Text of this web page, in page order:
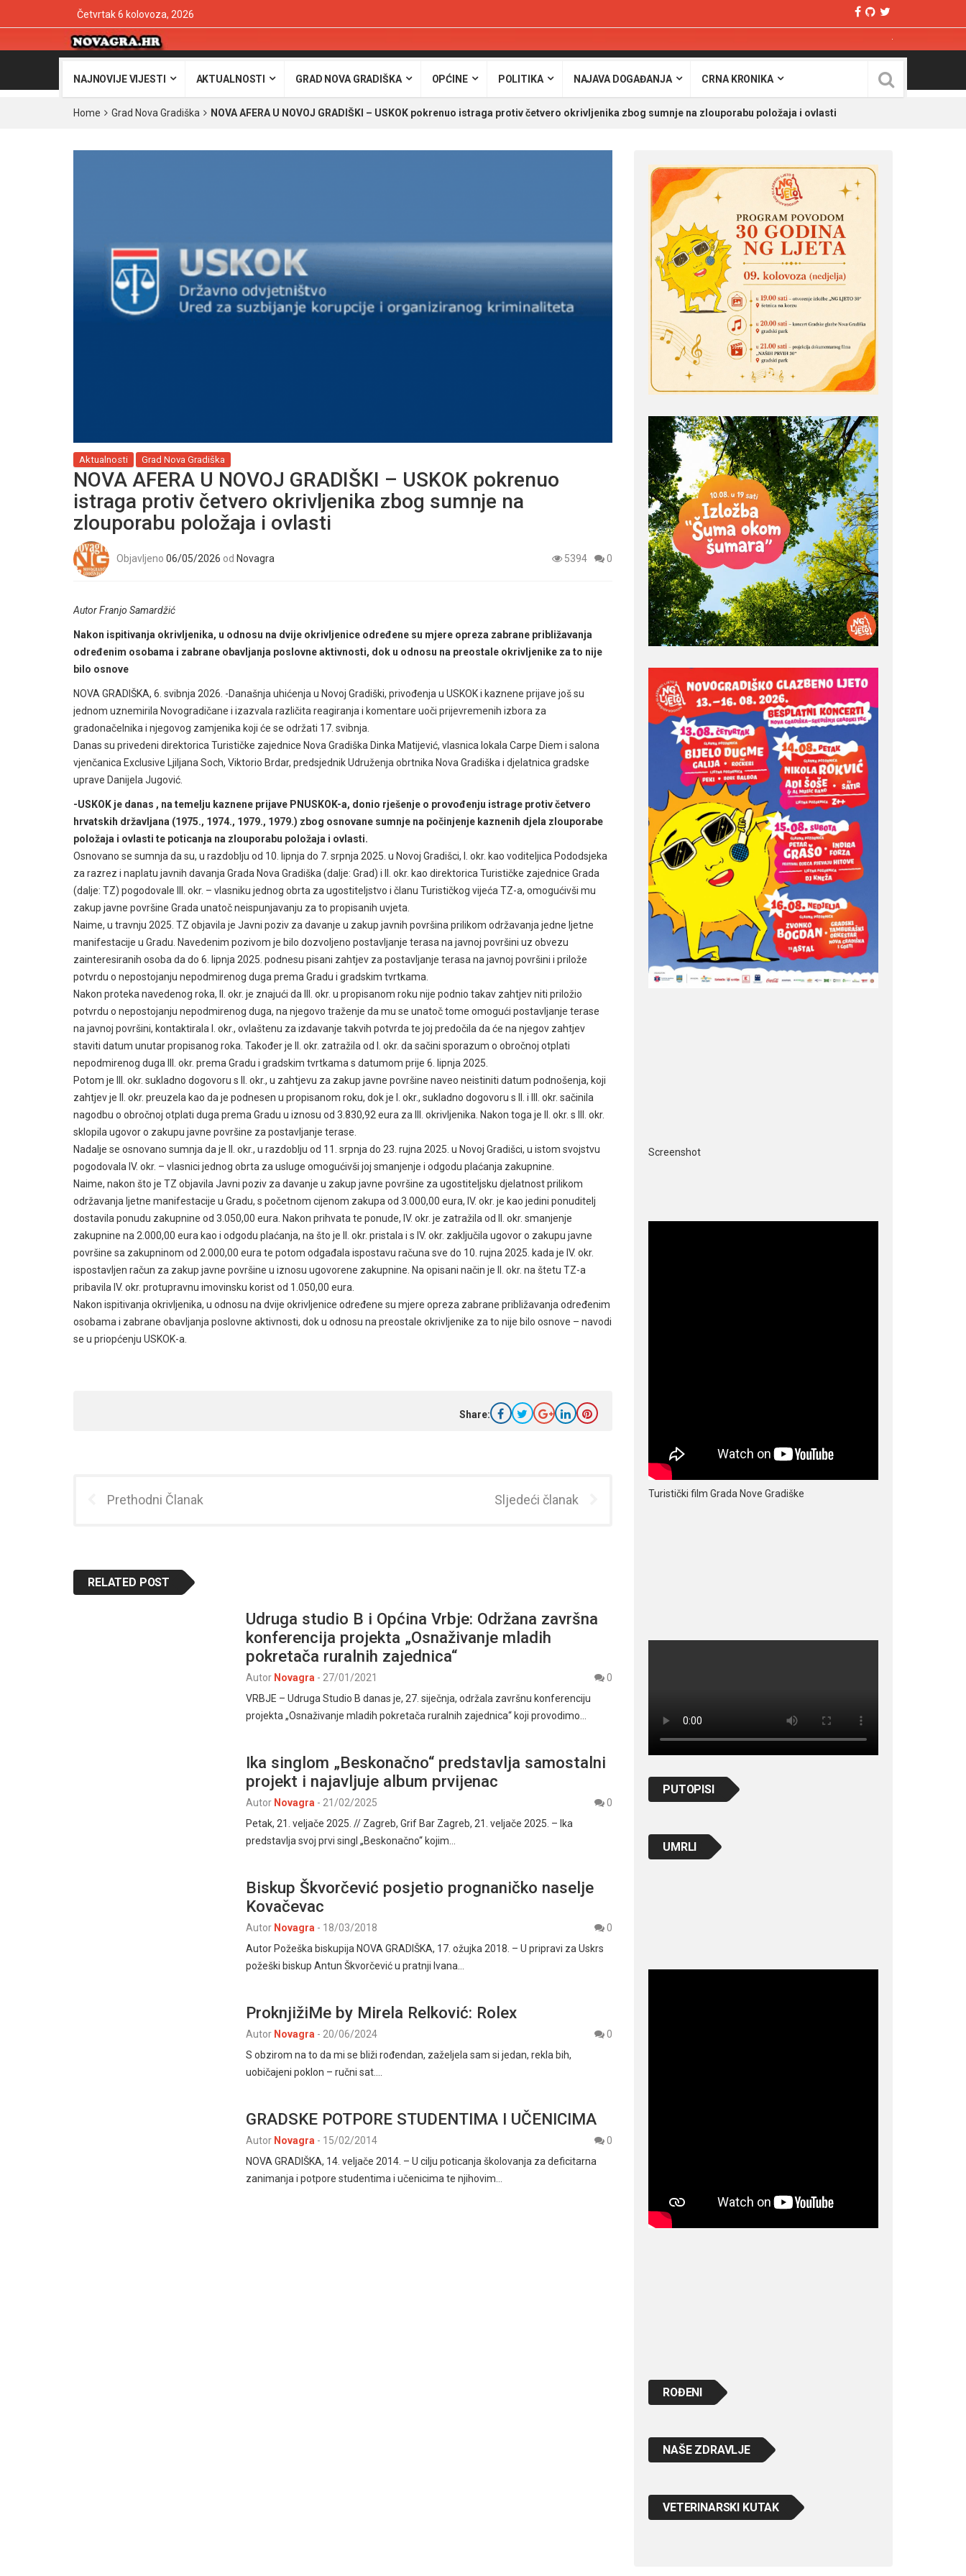
Četvrtak 6 kolovoza, 2026
NAJNOVIJE VIJESTI AKTUALNOSTI GRAD NOVA GRADIŠKA OPĆINE POLITIKA NAJAVA DOGAĐANJA CRNA KRONIKA
Home Grad Nova Gradiška NOVA AFERA U NOVOJ GRADIŠKI – USKOK pokrenuo istraga protiv četvero okrivljenika zbog sumnje na zlouporabu položaja i ovlasti
Aktualnosti Grad Nova Gradiška
NOVA AFERA U NOVOJ GRADIŠKI – USKOK pokrenuo
istraga protiv četvero okrivljenika zbog sumnje na
zlouporabu položaja i ovlasti
Objavljeno 06/05/2026 od Novagra 5394 0
Autor Franjo Samardžić
Nakon ispitivanja okrivljenika, u odnosu na dvije okrivljenice određene su mjere opreza zabrane približavanja
određenim osobama i zabrane obavljanja poslovne aktivnosti, dok u odnosu na preostale okrivljenike za to nije
bilo osnove
NOVA GRADIŠKA, 6. svibnja 2026. -Današnja uhićenja u Novoj Gradiški, privođenja u USKOK i kaznene prijave još su
jednom uznemirila Novogradičane i izazvala različita reagiranja i komentare uoči prijevremenih izbora za
gradonačelnika i njegovog zamjenika koji će se održati 17. svibnja.
Danas su privedeni direktorica Turističke zajednice Nova Gradiška Dinka Matijević, vlasnica lokala Carpe Diem i salona
vjenčanica Exclusive Ljiljana Soch, Viktorio Brdar, predsjednik Udruženja obrtnika Nova Gradiška i djelatnica gradske
uprave Danijela Jugović.
-USKOK je danas , na temelju kaznene prijave PNUSKOK-a, donio rješenje o provođenju istrage protiv četvero
hrvatskih državljana (1975., 1974., 1979., 1979.) zbog osnovane sumnje na počinjenje kaznenih djela zlouporabe
položaja i ovlasti te poticanja na zlouporabu položaja i ovlasti.
Osnovano se sumnja da su, u razdoblju od 10. lipnja do 7. srpnja 2025. u Novoj Gradišci, I. okr. kao voditeljica Pododsjeka
za razrez i naplatu javnih davanja Grada Nova Gradiška (dalje: Grad) i II. okr. kao direktorica Turističke zajednice Grada
(dalje: TZ) pogodovale III. okr. – vlasniku jednog obrta za ugostiteljstvo i članu Turističkog vijeća TZ-a, omogućivši mu
zakup javne površine Grada unatoč neispunjavanju za to propisanih uvjeta.
Naime, u travnju 2025. TZ objavila je Javni poziv za davanje u zakup javnih površina prilikom održavanja jedne ljetne
manifestacije u Gradu. Navedenim pozivom je bilo dozvoljeno postavljanje terasa na javnoj površini uz obvezu
zainteresiranih osoba da do 6. lipnja 2025. podnesu pisani zahtjev za postavljanje terasa na javnoj površini i prilože
potvrdu o nepostojanju nepodmirenog duga prema Gradu i gradskim tvrtkama.
Nakon proteka navedenog roka, II. okr. je znajući da III. okr. u propisanom roku nije podnio takav zahtjev niti priložio
potvrdu o nepostojanju nepodmirenog duga, na njegovo traženje da mu se unatoč tome omogući postavljanje terase
na javnoj površini, kontaktirala I. okr., ovlaštenu za izdavanje takvih potvrda te joj predočila da će na njegov zahtjev
staviti datum unutar propisanog roka. Također je II. okr. zatražila od I. okr. da sačini sporazum o obročnoj otplati
nepodmirenog duga III. okr. prema Gradu i gradskim tvrtkama s datumom prije 6. lipnja 2025.
Potom je III. okr. sukladno dogovoru s II. okr., u zahtjevu za zakup javne površine naveo neistiniti datum podnošenja, koji
zahtjev je II. okr. preuzela kao da je podnesen u propisanom roku, dok je I. okr., sukladno dogovoru s II. i III. okr. sačinila
nagodbu o obročnoj otplati duga prema Gradu u iznosu od 3.830,92 eura za III. okrivljenika. Nakon toga je II. okr. s III. okr.
sklopila ugovor o zakupu javne površine za postavljanje terase.
Nadalje se osnovano sumnja da je II. okr., u razdoblju od 11. srpnja do 23. rujna 2025. u Novoj Gradišci, u istom svojstvu
pogodovala IV. okr. – vlasnici jednog obrta za usluge omogućivši joj smanjenje i odgodu plaćanja zakupnine.
Naime, nakon što je TZ objavila Javni poziv za davanje u zakup javne površine za ugostiteljsku djelatnost prilikom
održavanja ljetne manifestacije u Gradu, s početnom cijenom zakupa od 3.000,00 eura, IV. okr. je kao jedini ponuditelj
dostavila ponudu zakupnine od 3.050,00 eura. Nakon prihvata te ponude, IV. okr. je zatražila od II. okr. smanjenje
zakupnine na 2.000,00 eura kao i odgodu plaćanja, na što je II. okr. pristala i s IV. okr. zaključila ugovor o zakupu javne
površine sa zakupninom od 2.000,00 eura te potom odgađala ispostavu računa sve do 10. rujna 2025. kada je IV. okr.
ispostavljen račun za zakup javne površine u iznosu ugovorene zakupnine. Na opisani način je II. okr. na štetu TZ-a
pribavila IV. okr. protupravnu imovinsku korist od 1.050,00 eura.
Nakon ispitivanja okrivljenika, u odnosu na dvije okrivljenice određene su mjere opreza zabrane približavanja određenim
osobama i zabrane obavljanja poslovne aktivnosti, dok u odnosu na preostale okrivljenike za to nije bilo osnove – navodi
se u priopćenju USKOK-a.
Share:
Prethodni Članak Sljedeći članak
RELATED POST
Udruga studio B i Općina Vrbje: Održana završna
konferencija projekta „Osnaživanje mladih
pokretača ruralnih zajednica“
Autor Novagra - 27/01/2021
0
VRBJE – Udruga Studio B danas je, 27. siječnja, održala završnu konferenciju
projekta „Osnaživanje mladih pokretača ruralnih zajednica“ koji provodimo…
Ika singlom „Beskonačno“ predstavlja samostalni
projekt i najavljuje album prvijenac
Autor Novagra - 21/02/2025
0
Petak, 21. veljače 2025. // Zagreb, Grif Bar Zagreb, 21. veljače 2025. – Ika
predstavlja svoj prvi singl „Beskonačno“ kojim…
Biskup Škvorčević posjetio prognaničko naselje
Kovačevac
Autor Novagra - 18/03/2018
0
Autor Požeška biskupija NOVA GRADIŠKA, 17. ožujka 2018. – U pripravi za Uskrs
požeški biskup Antun Škvorčević u pratnji Ivana…
ProknjižiMe by Mirela Relković: Rolex
Autor Novagra - 20/06/2024
0
S obzirom na to da mi se bliži rođendan, zaželjela sam si jedan, rekla bih,
uobičajeni poklon – ručni sat.…
GRADSKE POTPORE STUDENTIMA I UČENICIMA
Autor Novagra - 15/02/2014
0
NOVA GRADIŠKA, 14. veljače 2014. – U cilju poticanja školovanja za deficitarna
zanimanja i potpore studentima i učenicima te njihovim…
Screenshot
Turistički film Grada Nove Gradiške
PUTOPISI
UMRLI
ROĐENI
NAŠE ZDRAVLJE
VETERINARSKI KUTAK